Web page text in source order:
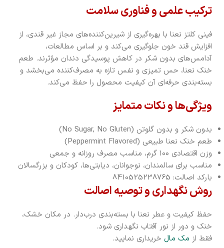
ترکیب علمی و فناوری سلامت
فینی کلتز نعنا با بهره‌گیری از شیرین‌کنند‌ه‌های مجاز غیر قندی، از
افزایش قند خون جلوگیری می‌کند و بر اساس مطالعات،
آدامس‌های بدون شکر در کاهش پوسیدگی دندان مؤثرند. طعم
خنک نعنا، حس تمیزی و نفس تازه به مصرف‌کننده می‌بخشد و
بسته‌بندی حرفه‌ای آن کیفیت محصول را حفظ می‌کند.
ویژگی‌ها و نکات متمایز
بدون شکر و بدون گلوتن (No Sugar, No Gluten)
طعم خنک نعنا طبیعی (Peppermint Flavored)
وزن اقتصادی ۱۰۰ گرم، مناسب مصرف روزانه و جمعی
مناسب برای سالمندان، نوجوانان، دیابتی‌ها، کودکان و بزرگسالان
بارکد اصالت: 8410525238765
روش نگهداری و توصیه اصالت
حفظ کیفیت و عطر نعنا با بسته‌بندی درب‌دار. در مکان خشک،
خنک و دور از نور آفتاب نگهداری شود.
فقط از مک مال خریداری نمایید.